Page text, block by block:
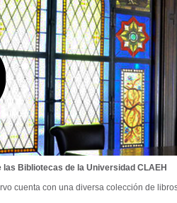
las Bibliotecas de la Universidad CLAEH
cuenta con una diversa colección de